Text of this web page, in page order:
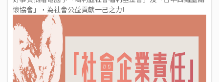
懷協會」，為社會公益貢獻一己之力!